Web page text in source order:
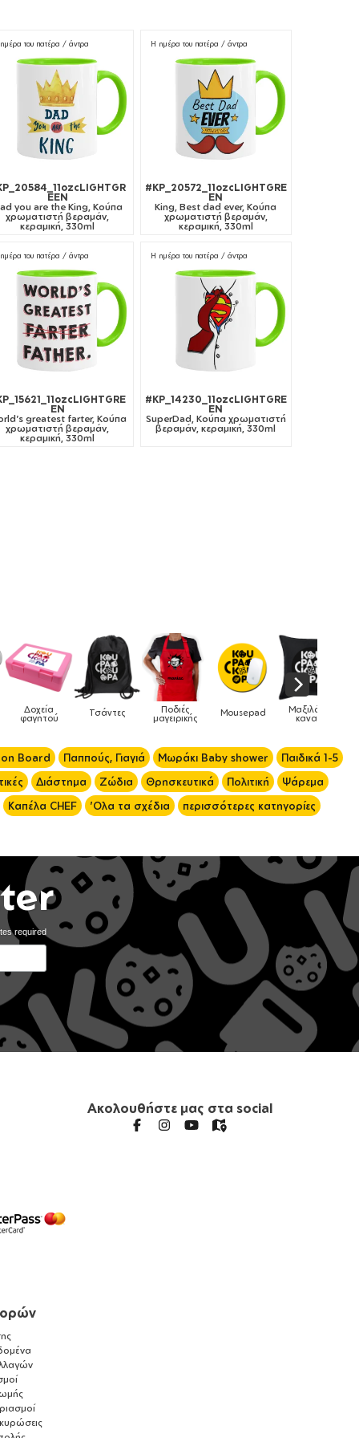
του πατέρα / άντρα
EEN
you are the King, Κούπα
χρωματιστή βεραμάν,
κεραμική, 330ml
Η ημέρα του πατέρα / άντρα
#KP_20572_11ozcLIGHTGRE
EN
King, Best dad ever, Κούπα
χρωματιστή βεραμάν,
κεραμική, 330ml
του πατέρα / άντρα
EN
greatest farter, Κούπα
χρωματιστή βεραμάν,
κεραμική, 330ml
Η ημέρα του πατέρα / άντρα
#KP_14230_11ozcLIGHTGRE
EN
SuperDad, Κούπα χρωματιστή
βεραμάν, κεραμική, 330ml
Mousepad Μαξιλάρια
καναπέ Phone Holders Ρολόγια Βρεφικά
Board Παππούς, Γιαγιά Μωράκι Baby shower
Παιδικά 1-5
Διάστημα Ζώδια Θρησκευτικά Πολιτική
Ψάρεμα
Καπέλα CHEF 'Ολα τα σχέδια περισσότερες κατηγορίες
required
Ακολουθήστε μας στα social